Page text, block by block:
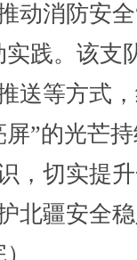
动消防安
实践。该支
送等方式
屏”的光芒
，切实提
北疆安全